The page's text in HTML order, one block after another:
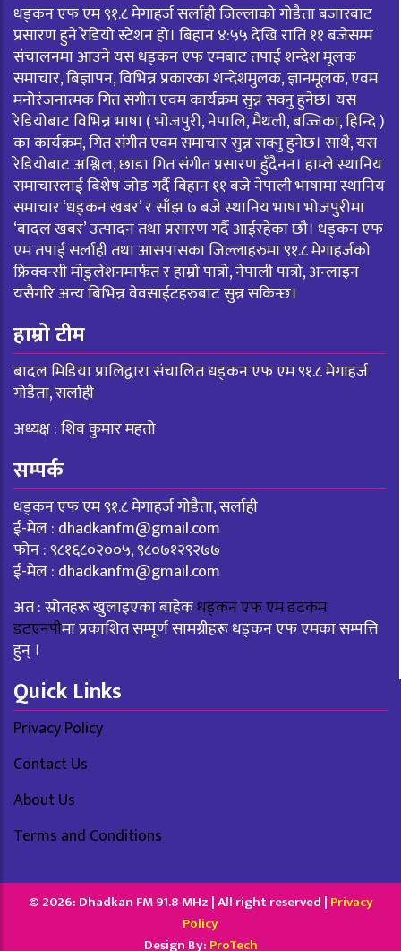
धड्कन एफ एम ९१.८ मेगाहर्ज सर्लाही जिल्लाको गोडैता बजारबाट
प्रसारण हुने रेडियो स्टेशन हो। बिहान ४:५५ देखि राति ११ बजेसम्म
संचालनमा आउने यस धड्कन एफ एमबाट तपाई शन्देश मूलक
समाचार, बिज्ञापन, विभिन्न प्रकारका शन्देशमुलक, ज्ञानमूलक, एवम
मनोरंजनात्मक गित संगीत एवम कार्यक्रम सुन्न सक्नु हुनेछ। यस
रेडियोबाट विभिन्न भाषा ( भोजपुरी, नेपालि, मैथली, बज्जिका, हिन्दि )
का कार्यक्रम, गित संगीत एवम समाचार सुन्न सक्नु हुनेछ। साथै, यस
रेडियोबाट अश्लिल, छाडा गित संगीत प्रसारण हुँदैनन। हाम्ले स्थानिय
समाचारलाई बिशेष जोड गर्दै बिहान ११ बजे नेपाली भाषामा स्थानिय
समाचार ‘धड्कन खबर’ र साँझ ७ बजे स्थानिय भाषा भोजपुरीमा
‘बादल खबर’ उत्पादन तथा प्रसारण गर्दै आईरहेका छौ। धड्कन एफ
एम तपाई सर्लाही तथा आसपासका जिल्लाहरुमा ९१.८ मेगाहर्जको
फ्रिक्वन्सी मोडुलेशनमार्फत र हाम्रो पात्रो, नेपाली पात्रो, अन्लाइन
यसैगरि अन्य बिभिन्न वेवसाईटहरुबाट सुन्न सकिन्छ।
हाम्रो टीम
बादल मिडिया प्रालिद्वारा संचालित धड्कन एफ एम ९१.८ मेगाहर्ज
गोडैता, सर्लाही
अध्यक्ष : शिव कुमार महतो
सम्पर्क
धड्कन एफ एम ९१.८ मेगाहर्ज गोडैता, सर्लाही
ई-मेल : dhadkanfm@gmail.com
फोन : ९८१६८०२००५, ९८०७१२९२७७
ई-मेल : dhadkanfm@gmail.com
अत : स्रोतहरू खुलाइएका बाहेकधड्कन एफ एम डटकम
डटएनपीमा प्रकाशित सम्पूर्ण सामग्रीहरू धड्कन एफ एमका सम्पत्ति
हुन् ।
Quick Links
Privacy Policy
Contact Us
About Us
Terms and Conditions
© 2026: Dhadkan FM 91.8 MHz | All right reserved | Privacy
Policy
Design By: ProTech